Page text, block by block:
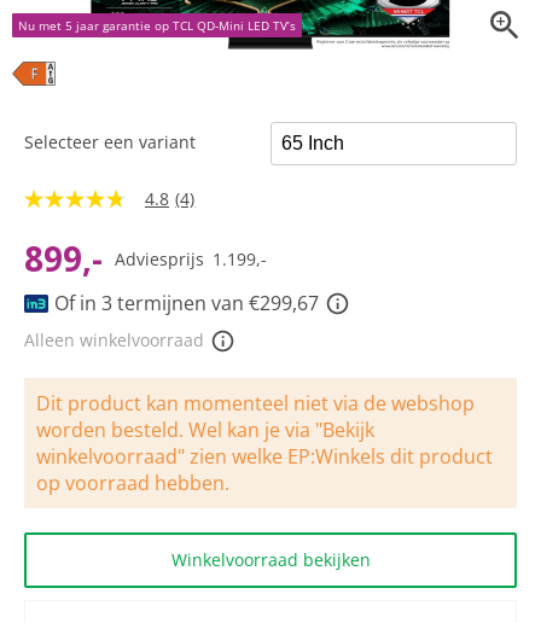
Nu met 5 jaar garantie op TCL QD-Mini LED TV’s
4.8
5
sterren,
gemiddelde
scorewaarde.
4
Dezelfde
paginalink.
4.8 (4)
899,- Adviesprijs 1.199,-
Of in 3 termijnen van €299,67
Alleen winkelvoorraad
Dit product kan momenteel niet via de webshop
worden besteld. Wel kan je via "Bekijk
winkelvoorraad" zien welke EP:Winkels dit product
op voorraad hebben.
Selecteer een variant
Winkelvoorraad bekijken